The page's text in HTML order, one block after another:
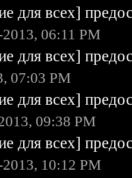
для всех]
06:11 PM
для всех]
07:03 PM
для всех]
09:38 PM
для всех]
10:12 PM